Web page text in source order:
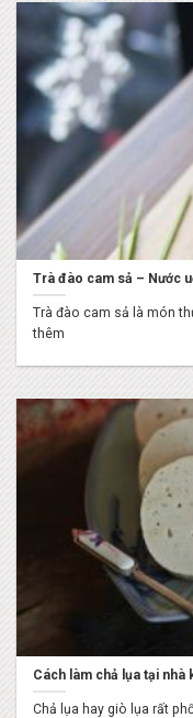
Trà đào cam sả – Nước
Trà đào cam sả là món
thêm
Cách làm chả lụa tại nhà
Chả lụa hay giò lụa rất